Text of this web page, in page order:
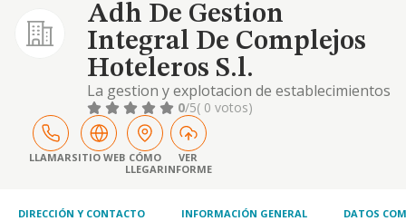
Adh De Gestion
Integral De Complejos
Hoteleros S.l.
La gestion y explotacion de establecimientos
hoteleros y hosteleros de titularidad propia
de terceros
0/5( 0 votos)
LLAMARSITIO WEB CÓMO
LLEGAR
VER
INFORME
DIRECCIÓN Y CONTACTO INFORMACIÓN GENERAL DATOS